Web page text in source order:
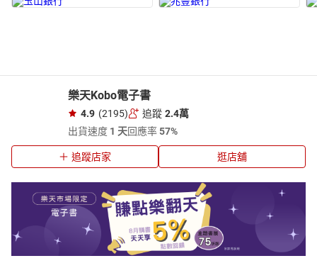
樂天Kobo電子書
4.9 (2195) 追蹤 2.4萬
出貨速度 1 天回應率57%
追蹤店家 逛店舖